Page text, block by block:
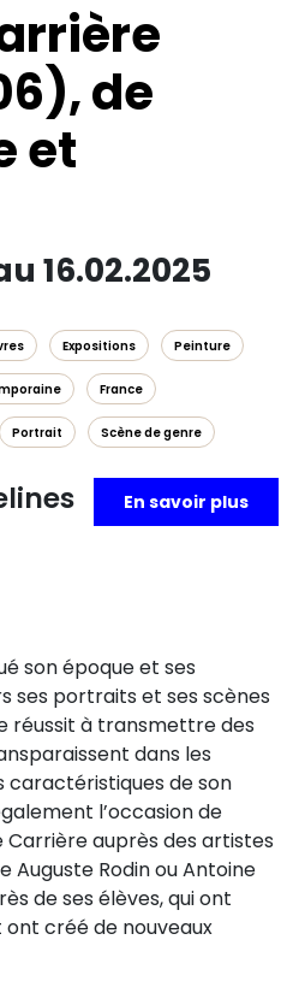
de
et
16.02.2025
Expositions Peinture
France
Portrait Scène de genre
En savoir plus
son époque et ses
ses portraits et ses scènes
réussit à transmettre des
dans les
caractéristiques de son
l’occasion de
auprès des artistes
Auguste Rodin ou Antoine
de ses élèves, qui ont
ont créé de nouveaux